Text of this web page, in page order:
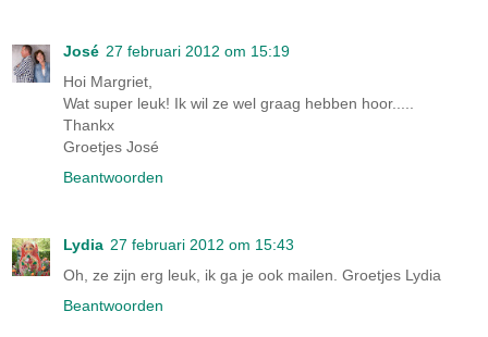
José 27 februari 2012 om 15:19
Hoi Margriet,
Wat super leuk! Ik wil ze wel graag hebben hoor.....
Thankx
Groetjes José
Beantwoorden
Lydia 27 februari 2012 om 15:43
Oh, ze zijn erg leuk, ik ga je ook mailen. Groetjes Lydia
Beantwoorden